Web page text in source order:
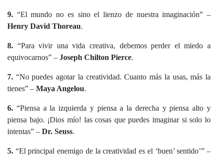
9. “El mundo no es sino el lienzo de nuestra imaginación” –
Henry David Thoreau.
8. “Para vivir una vida creativa, debemos perder el miedo a
equivocarnos” – Joseph Chilton Pierce.
7. “No puedes agotar la creatividad. Cuanto más la usas, más la
tienes” – Maya Angelou.
6. “Piensa a la izquierda y piensa a la derecha y piensa alto y
piensa bajo. ¡Dios mío! las cosas que puedes imaginar si solo lo
intentas” – Dr. Seuss.
5. “El principal enemigo de la creatividad es el ‘buen’ sentido’” –